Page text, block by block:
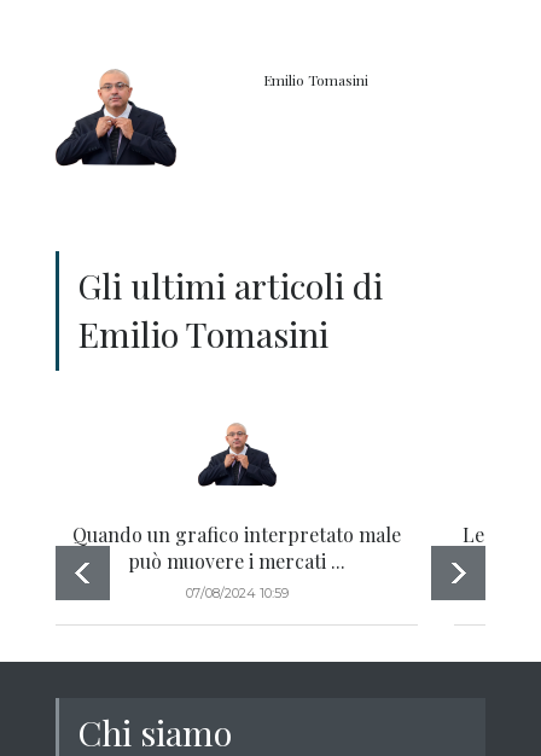
Emilio Tomasini
Gli ultimi articoli di
Emilio Tomasini
Quando un grafico interpretato male
può muovere i mercati ...
07/08/2024 10:59
Le
Chi siamo